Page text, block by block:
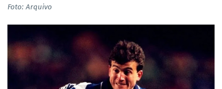
Foto: Arquivo